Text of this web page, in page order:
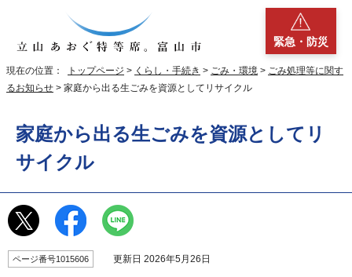
緊急・防災
現在の位置： トップページ > くらし・手続き > ごみ・環境 > ごみ処理等に関す
るお知らせ > 家庭から出る生ごみを資源としてリサイクル
家庭から出る生ごみを資源としてリ
サイクル
ページ番号1015606 更新日 2026年5月26日